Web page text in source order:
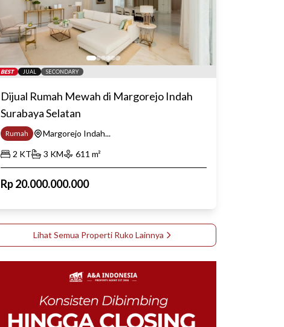
BEST JUAL SECONDARY
Dijual Rumah Mewah di Margorejo Indah
Surabaya Selatan
Rumah
Margorejo Indah...
2 KT 3 KM 611 m²
Rp20.000.000.000
Lihat Semua Properti Ruko Lainnya